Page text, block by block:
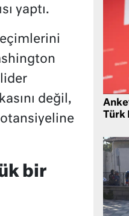
yaptı.
değil,
bir